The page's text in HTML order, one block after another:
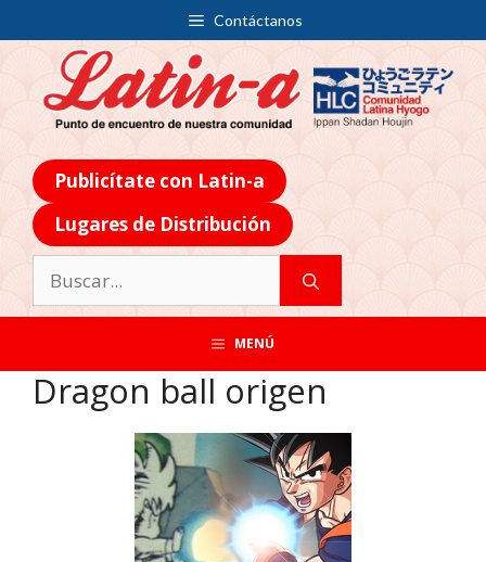
Contáctanos
Publicítate con Latin-a
Lugares de Distribución
MENÚ
Dragon ball origen